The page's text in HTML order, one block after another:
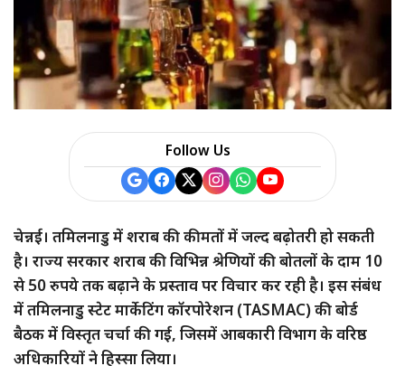
Follow Us
चेन्नई। तमिलनाडु में शराब की कीमतों में जल्द बढ़ोतरी हो सकती
है। राज्य सरकार शराब की विभिन्न श्रेणियों की बोतलों के दाम 10
से 50 रुपये तक बढ़ाने के प्रस्ताव पर विचार कर रही है। इस संबंध
में तमिलनाडु स्टेट मार्केटिंग कॉरपोरेशन (TASMAC) की बोर्ड
बैठक में विस्तृत चर्चा की गई, जिसमें आबकारी विभाग के वरिष्ठ
अधिकारियों ने हिस्सा लिया।
h
r